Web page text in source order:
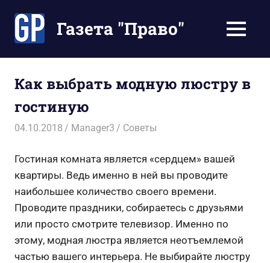
содержимомуГазета "Право"
экономят
Ваше
время
МЕНЮ
Как выбрать модную люстру в
гостиную
04.10.2018 Manager3 Советы
Гостиная комната является «сердцем» вашей
квартиры. Ведь именно в ней вы проводите
наибольшее количество своего времени.
Проводите праздники, собираетесь с друзьями
или просто смотрите телевизор. Именно по
этому, модная люстра является неотъемлемой
частью вашего интерьера. Не выбирайте люстру